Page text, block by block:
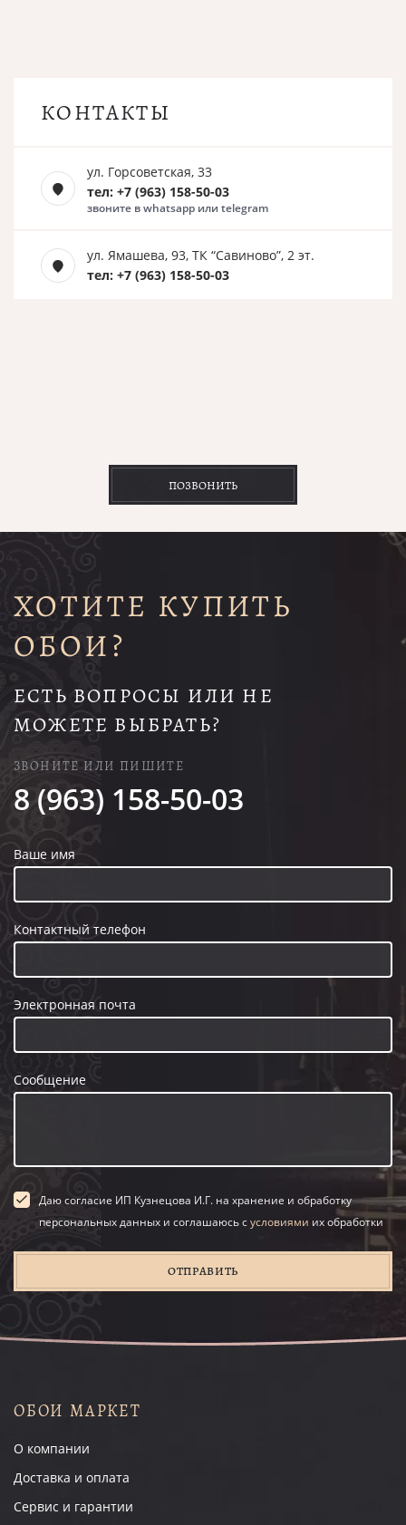
КОНТАКТЫ
ул. Горсоветская, 33
тел: +7 (963) 158-50-03
звоните в whatsapp или telegram
ул. Ямашева, 93, ТК “Савиново”, 2 эт.
тел: +7 (963) 158-50-03
ПОЗВОНИТЬ
ХОТИТЕ КУПИТЬ
ОБОИ?
ЕСТЬ ВОПРОСЫ ИЛИ НЕ
МОЖЕТЕ ВЫБРАТЬ?
ЗВОНИТЕ ИЛИ ПИШИТЕ
8 (963) 158-50-03
Ваше имя
Контактный телефон
Электронная почта
Сообщение
Даю согласие ИП Кузнецова И.Г. на хранение и обработку
персональных данных и соглашаюсь сусловиями их обработки
ОТПРАВИТЬ
ОБОИ МАРКЕТ
О компании
Доставка и оплата
Сервис и гарантии